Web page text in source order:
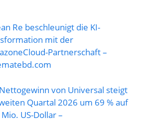
Re beschleunigt die KI-
mit der
Partnerschaft –
von Universal steigt
Quartal 2026 um 69 % auf
US-Dollar –